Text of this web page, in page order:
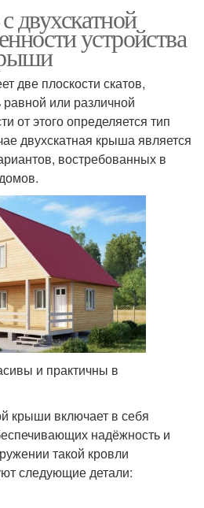
двухскатной
устройства
две плоскости скатов,
равной или различной
от этого определяется тип
двухскатная крыша является
востребованных в
и практичны в
крыши включает в себя
надёжность и
такой кровли
следующие детали: